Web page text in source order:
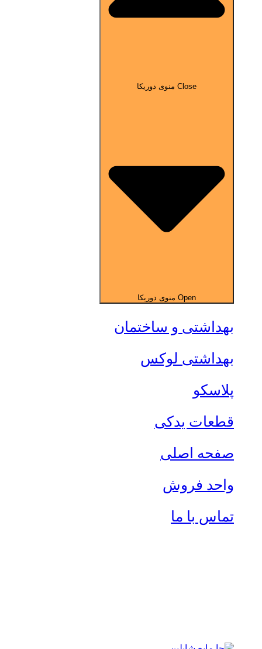
Close منوی دوریکا
Open منوی دوریکا
بهداشتی و ساختمان
بهداشتی لوکس
پلاسکو
قطعات یدکی
صفحه اصلی
واحد فروش
تماس با ما